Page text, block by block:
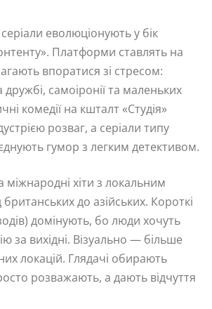
еволюціонують у бік
Платформи ставлять на
впоратися зі стресом:
самоіронії та маленьких
комедії на кшталт «Студія»
розваг, а серіали типу
гумор з легким детективом.
міжнародні хіти з локальним
до азійських. Короткі
домінують, бо люди хочуть
за вихідні. Візуально — більше
локацій. Глядачі обирають
розважають, а дають відчуття